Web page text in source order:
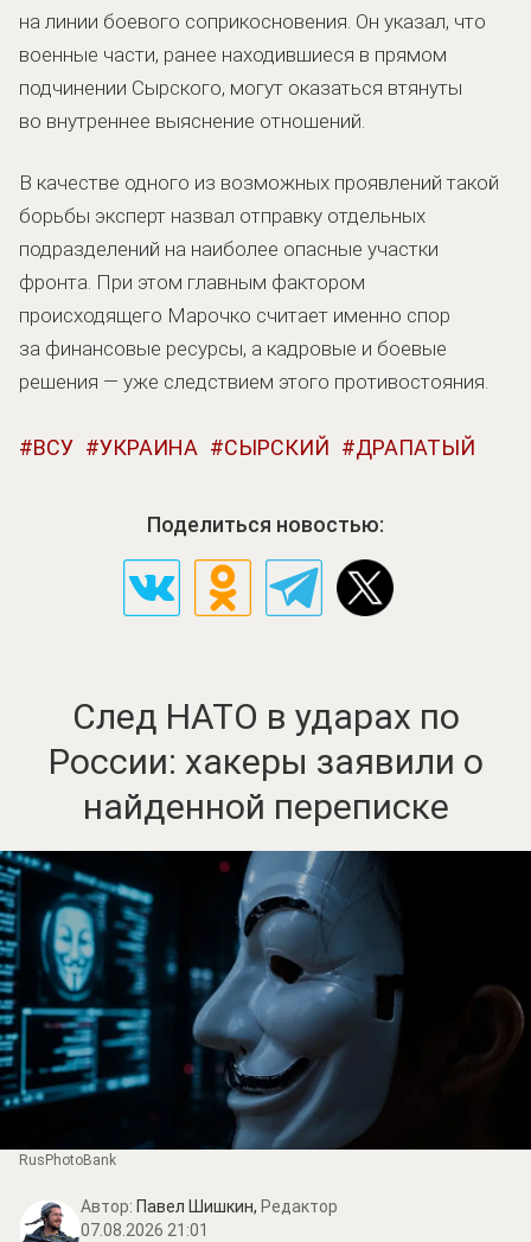
на линии боевого соприкосновения. Он указал, что
военные части, ранее находившиеся в прямом
подчинении Сырского, могут оказаться втянуты
во внутреннее выяснение отношений.
В качестве одного из возможных проявлений такой
борьбы эксперт назвал отправку отдельных
подразделений на наиболее опасные участки
фронта. При этом главным фактором
происходящего Марочко считает именно спор
за финансовые ресурсы, а кадровые и боевые
решения — уже следствием этого противостояния.
ВСУ УКРАИНА СЫРСКИЙ ДРАПАТЫЙ
Поделиться новостью:
След НАТО в ударах по
России: хакеры заявили о
найденной переписке
RusPhotoBank
Автор: Павел Шишкин, Редактор
07.08.2026 21:01